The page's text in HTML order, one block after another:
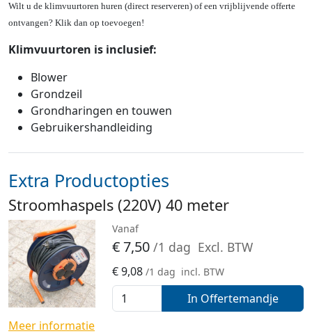
Wilt u de klimvuurtoren huren (direct reserveren) of een vrijblijvende offerte
ontvangen? Klik dan op toevoegen!
Klimvuurtoren is inclusief:
Blower
Grondzeil
Grondharingen en touwen
Gebruikershandleiding
Extra Productopties
Stroomhaspels (220V) 40 meter
Vanaf
€7,50 /1 dag Excl. BTW
€9,08 /1 dag incl. BTW
In Offertemandje
Meer informatie